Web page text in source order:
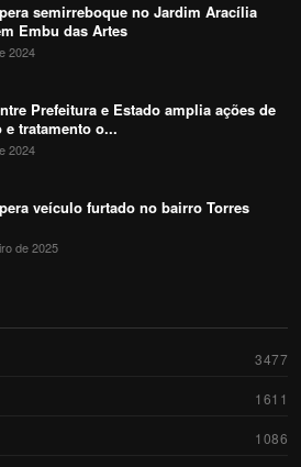
semirreboque no Jardim Aracília
Embu das Artes
2024
Prefeitura e Estado amplia ações de
e tratamento o...
2024
veículo furtado no bairro Torres
de 2025
3477
1611
1086